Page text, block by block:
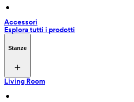
•
Accessori
Esplora tutti i prodotti
Stanze
Living Room
•